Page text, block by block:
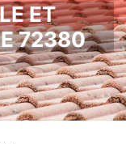
ET
72380